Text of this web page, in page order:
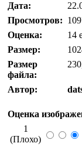
Дата:
Просмотров:
Оценка:
14
Размер:
Размер
файла:
Автор:
Оценка
1
(Плохо)